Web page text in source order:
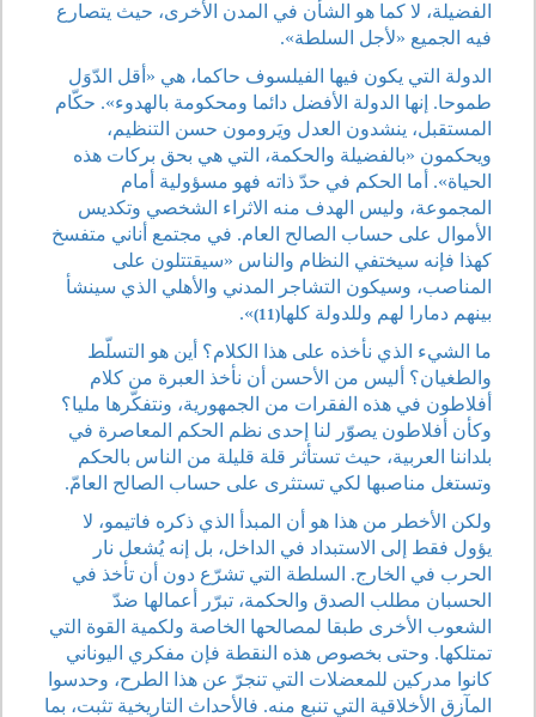
الفضيلة، لا كما هو الشأن في المدن الأخرى، حيث يتصارع
فيه الجميع «لأجل السلطة».
الدولة التي يكون فيها الفيلسوف حاكما، هي «أقل الدّوَل
طموحا. إنها الدولة الأفضل دائما ومحكومة بالهدوء». حكّام
المستقبل، ينشدون العدل ويَرومون حسن التنظيم،
ويحكمون «بالفضيلة والحكمة، التي هي بحق بركات هذه
الحياة». أما الحكم في حدّ ذاته فهو مسؤولية أمام
المجموعة، وليس الهدف منه الاثراء الشخصي وتكديس
الأموال على حساب الصالح العام. في مجتمع أناني متفسخ
كهذا فإنه سيختفي النظام والناس «سيقتتلون على
المناصب، وسيكون التشاجر المدني والأهلي الذي سينشأ
بينهم دمارا لهم وللدولة كلها(11)
».
ما الشيء الذي نأخذه على هذا الكلام؟ أين هو التسلّط
والطغيان؟ أليس من الأحسن أن نأخذ العبرة من كلام
أفلاطون في هذه الفقرات من الجمهورية، ونتفكّرها مليا؟
وكأن أفلاطون يصوّر لنا إحدى نظم الحكم المعاصرة في
بلداننا العربية، حيث تستأثر قلة قليلة من الناس بالحكم
وتستغل مناصبها لكي تستثرى على حساب الصالح العامّ.
ولكن الأخطر من هذا هو أن المبدأ الذي ذكره فاتيمو، لا
يؤول فقط إلى الاستبداد في الداخل، بل إنه يُشعل نار
الحرب في الخارج. السلطة التي تشرّع دون أن تأخذ في
الحسبان مطلب الصدق والحكمة، تبرّر أعمالها ضدّ
الشعوب الأخرى طبقا لمصالحها الخاصة ولكمية القوة التي
تمتلكها. وحتى بخصوص هذه النقطة فإن مفكري اليوناني
كانوا مدركين للمعضلات التي تنجرّ عن هذا الطرح، وحدسوا
المآزق الأخلاقية التي تنبع منه. فالأحداث التاريخية تثبت، بما